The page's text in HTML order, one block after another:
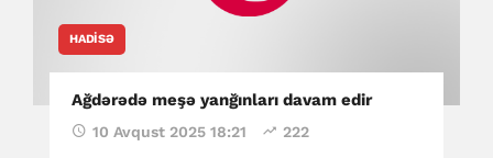
HADISƏ
Ağdərədə meşə yanğınları davam edir
10 Avqust 2025 18:21 222